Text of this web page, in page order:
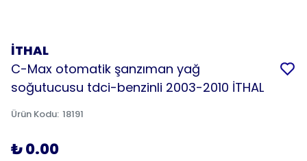
İTHAL
C-Max otomatik şanzıman yağ
soğutucusu tdci-benzinli 2003-2010 İTHAL
Ürün Kodu: 18191
₺ 0.00